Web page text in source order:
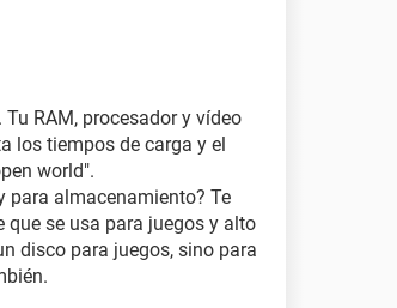
RAM, procesador y vídeo
los tiempos de carga y el
world".
para almacenamiento? Te
que se usa para juegos y alto
disco para juegos, sino para